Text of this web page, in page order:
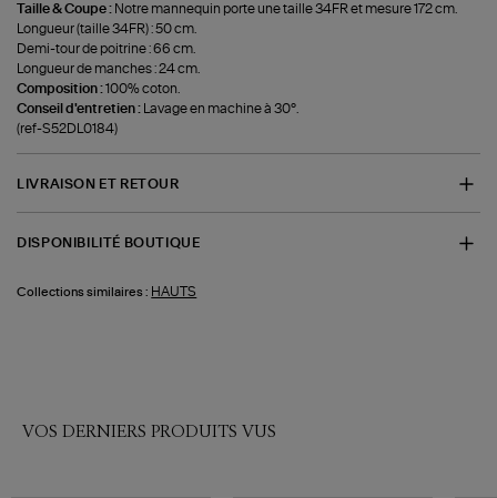
Taille & Coupe : Notre mannequin porte une taille 34FR et mesure 172 cm.
Longueur (taille 34FR) : 50 cm.
Demi-tour de poitrine : 66 cm.
Longueur de manches : 24 cm.
Composition :100% coton.
Conseil d'entretien :
Lavage en machine à 30°.
(ref-S52DL0184)
LIVRAISON ET RETOUR
DISPONIBILITÉ BOUTIQUE
Collections similaires : HAUTS
VOS DERNIERS PRODUITS VUS